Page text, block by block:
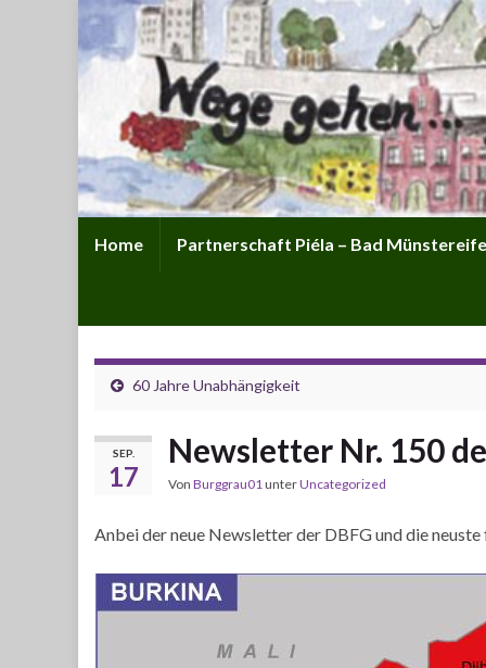
Home Partnerschaft Piéla – Bad
60 Jahre Unabhängigkeit
SEP.
17
Newsletter Nr. 150
Von Burggrau01unterUncategorized
Anbei der neue Newsletter der DBFG und die